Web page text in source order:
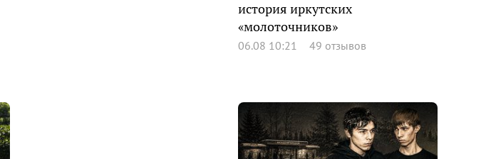
история иркутских
«молоточников»
06.08 10:21 49 отзывов